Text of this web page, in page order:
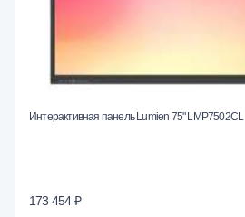
Интерактивная панель Lumien 75" LMP7502CL
173 454 ₽